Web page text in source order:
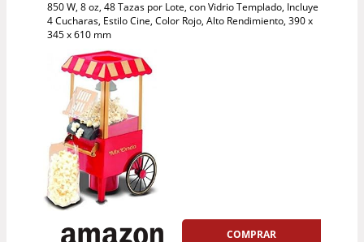
850 W, 8 oz, 48 Tazas por Lote, con Vidrio Templado, Incluye
4 Cucharas, Estilo Cine, Color Rojo, Alto Rendimiento, 390 x
345 x 610 mm
COMPRAR